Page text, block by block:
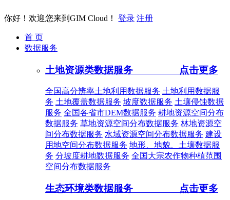
你好！欢迎您来到GIM Cloud！ 登录 注册
首 页
数据服务
土地资源类数据服务 点击更多
全国高分辨率土地利用数据服务 土地利用数据服
务 土地覆盖数据服务 坡度数据服务 土壤侵蚀数据
服务 全国各省市DEM数据服务 耕地资源空间分布
数据服务 草地资源空间分布数据服务 林地资源空
间分布数据服务 水域资源空间分布数据服务 建设
用地空间分布数据服务 地形、地貌、土壤数据服
务 分坡度耕地数据服务 全国大宗农作物种植范围
空间分布数据服务
生态环境类数据服务 点击更多